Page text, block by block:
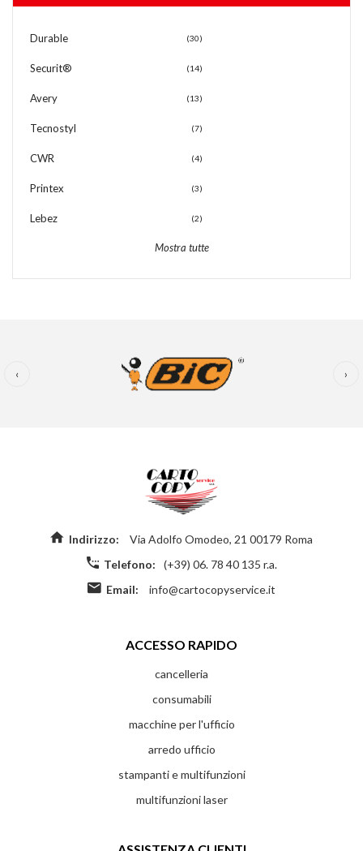
Durable (30)
Securit® (14)
Avery (13)
Tecnostyl (7)
CWR (4)
Printex (3)
Lebez (2)
Mostra tutte
‹ ›
Indirizzo:
Via Adolfo Omodeo, 21 00179 Roma
Telefono:
(+39) 06. 78 40 135 r.a.
Email:
info@cartocopyservice.it
ACCESSO RAPIDO
cancelleria
consumabili
macchine per l'ufficio
arredo ufficio
stampanti e multifunzioni
multifunzioni laser